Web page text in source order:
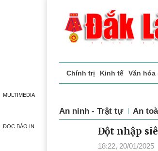
MULTIMEDIA
ĐỌC BÁO IN
Chính trị Kinh tế Văn hóa
An ninh - Trật tự An
Đột nhập
18:22, 20/01/2025